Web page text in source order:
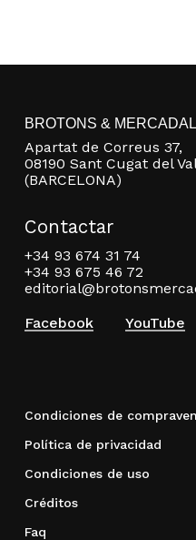
BROTONS &
Apartat de Correus 37,
08190 Sant Cugat del
(BARCELONA)
Contactar
+34 93 674 31 74
+34 93 675 46 72
Facebook
YouTube
Condiciones de
Política de privacidad
Condiciones de uso
Créditos
Faq